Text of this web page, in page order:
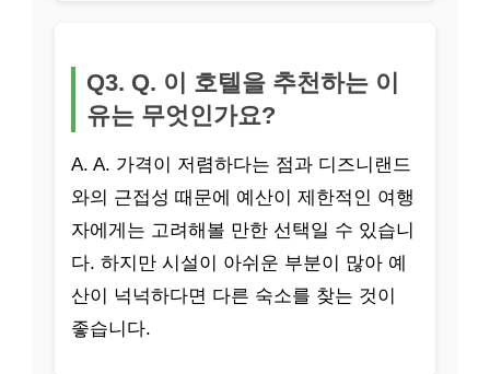
Q3. Q. 이 호텔을 추천하는 이
유는 무엇인가요?
A. A. 가격이 저렴하다는 점과 디즈니랜드
와의 근접성 때문에 예산이 제한적인 여행
자에게는 고려해볼 만한 선택일 수 있습니
다. 하지만 시설이 아쉬운 부분이 많아 예
산이 넉넉하다면 다른 숙소를 찾는 것이
좋습니다.